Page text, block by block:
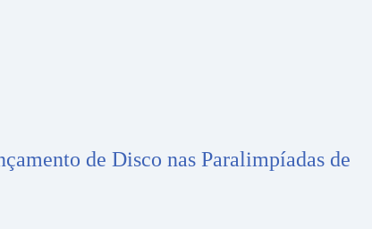
de Disco nas Paralimpíadas de